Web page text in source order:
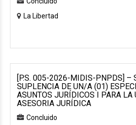
La Libertad
[P.S. 005-2026-MIDIS-PNPDS] –
SUPLENCIA DE UN/A (01)
ASUNTOS JURÍDICOS I PARA LA
ASESORIA JURÍDICA
Concluido